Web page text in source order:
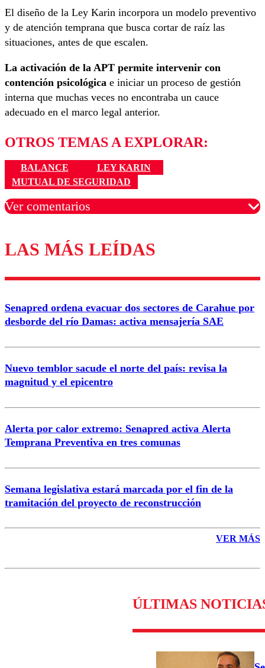
El diseño de la Ley Karin incorpora un modelo preventivo
y de atención temprana que busca cortar de raíz las
situaciones, antes de que escalen.
La activación de la APT permite intervenir con
contención psicológica e iniciar un proceso de gestión
interna que muchas veces no encontraba un cauce
adecuado en el marco legal anterior.
OTROS TEMAS A EXPLORAR:
BALANCE
LEY KARIN
MUTUAL DE SEGURIDAD
Ver comentarios
Los comentarios son moderados para garantizar un
diálogo respetuoso.
Correo
LAS MÁS LEÍDAS
Senapred ordena evacuar dos sectores de Carahue por
desborde del río Damas: activa mensajería SAE
Nuevo temblor sacude el norte del país: revisa la
magnitud y el epicentro
Alerta por calor extremo: Senapred activa Alerta
Temprana Preventiva en tres comunas
Semana legislativa estará marcada por el fin de la
tramitación del proyecto de reconstrucción
VER MÁS
ÚLTIMAS